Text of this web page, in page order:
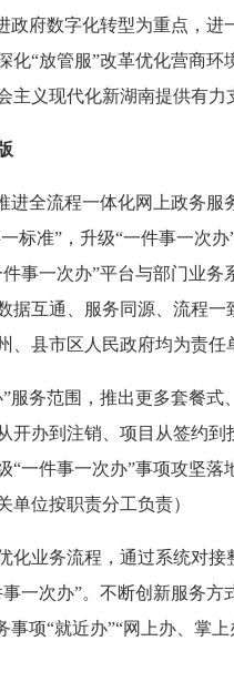
政府数字化转型为重点，
“放管服”改革优化营商环
义现代化新湖南提供有力
全流程一体化网上政务服
标准”，升级“一件事一次
事一次办”平台与部门业
据互通、服务同源、流程
县市区人民政府均为责任
务范围，推出更多套餐式
开办到注销、项目从签约
一件事一次办”事项攻坚落
单位按职责分工负责）
业务流程，通过系统对接
一次办”。不断创新服务
项“就近办”“网上办、掌